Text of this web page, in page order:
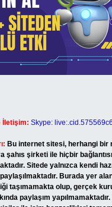
İletişim: Skype:
Bu internet sitesi, herhangi bir
şahıs şirketi ile hiçbir bağlantısı
Sitede yalnızca kendi
Burada yer
taşımamakta olup, gerçek
paylaşım